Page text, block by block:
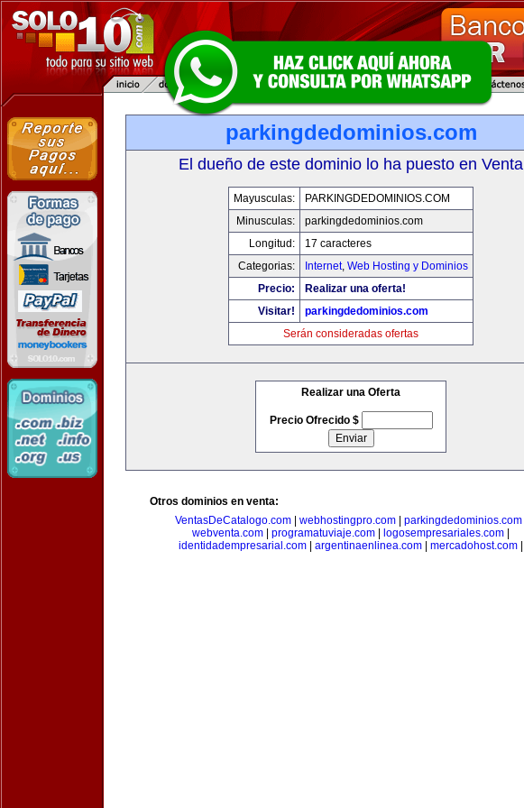
parkingdedominios.com
El dueño de este dominio lo ha puesto en Venta
Mayusculas:
PARKINGDEDOMINIOS.COM
Minusculas:
parkingdedominios.com
Longitud:
17 caracteres
Categorias:
Internet, Web Hosting y Dominios
Precio:
Realizar una oferta!
Visitar!
parkingdedominios.com
Serán consideradas ofertas
Realizar una Oferta
Precio Ofrecido $
Otros dominios en venta:
VentasDeCatalogo.com| webhostingpro.com| parkingdedominios.com|
webventa.com
programatuviaje.com logosempresariales.com
identidadempresarial.com
argentinaenlinea.com mercadohost.com